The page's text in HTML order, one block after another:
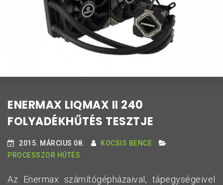
ENERMAX LIQMAX II 240
FOLYADÉKHŰTÉS TESZTJE
2015. MÁRCIUS 08.
KOCSIS BENCE
PROCESSZOR HŰTÉS
Az Enermax számítógépházaival, tápegységeivel